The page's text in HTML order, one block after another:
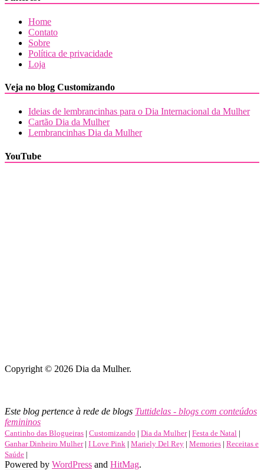
Home
Contato
Sobre
Política de privacidade
Loja
Veja no blog Customizando
Ideias de lembrancinhas para o Dia Internacional da Mulher
Cartão Dia da Mulher
Lembrancinhas Dia da Mulher
YouTube
Copyright © 2026 Dia da Mulher.
Este blog pertence à rede de blogs Tuttidelas - blogs com conteúdos
femininos
Cantinho das Blogueiras | Customizando | Dia da Mulher| Festa de Natal |
Ganhar Dinheiro Mulher| I Love Pink | Mariely Del Rey | Memories | Receitas e
Saúde |
Powered by WordPress and HitMag.